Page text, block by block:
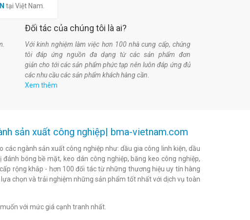
tại Việt Nam.
Đối tác của chúng tôi là ai?
Với kinh nghiệm làm việc hơn 100 nhà cung cấp, chúng
tôi đáp ứng nguồn đa dạng từ các sản phẩm đơn
giản cho tới các sản phẩm phức tạp nên luôn đáp ứng đủ
các nhu cầu các sản phẩm khách hàng cần.
Xem thêm
sản xuất công nghiệp| bma-vietnam.com
ngành sản xuất công nghiệp như: dầu gia công linh kiện, dầu
bóng bề mặt, keo dán công nghiệp, băng keo công nghiệp,
rộng khắp - hơn 100 đối tác từ những thương hiệu uy tín hàng
chọn và trải nghiệm những sản phẩm tốt nhất với dịch vụ toàn
với mức giá cạnh tranh nhất.